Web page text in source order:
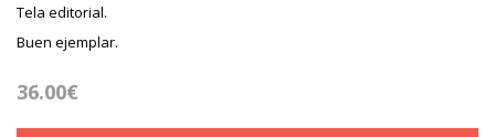
Tela editorial.
Buen ejemplar.
36.00€